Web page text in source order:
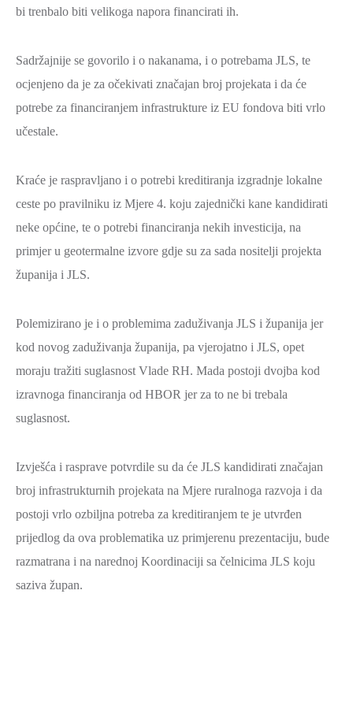
bi trenbalo biti velikoga napora financirati ih.
Sadržajnije se govorilo i o nakanama, i o potrebama JLS, te
ocjenjeno da je za očekivati značajan broj projekata i da će
potrebe za financiranjem infrastrukture iz EU fondova biti vrlo
učestale.
Kraće je raspravljano i o potrebi kreditiranja izgradnje lokalne
ceste po pravilniku iz Mjere 4. koju zajednički kane kandidirati
neke općine, te o potrebi financiranja nekih investicija, na
primjer u geotermalne izvore gdje su za sada nositelji projekta
županija i JLS.
Polemizirano je i o problemima zaduživanja JLS i županija jer
kod novog zaduživanja županija, pa vjerojatno i JLS, opet
moraju tražiti suglasnost Vlade RH. Mada postoji dvojba kod
izravnoga financiranja od HBOR jer za to ne bi trebala
suglasnost.
Izvješća i rasprave potvrdile su da će JLS kandidirati značajan
broj infrastrukturnih projekata na Mjere ruralnoga razvoja i da
postoji vrlo ozbiljna potreba za kreditiranjem te je utvrđen
prijedlog da ova problematika uz primjerenu prezentaciju, bude
razmatrana i na narednoj Koordinaciji sa čelnicima JLS koju
saziva župan.